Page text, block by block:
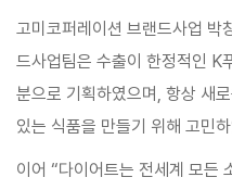
고미코퍼레이션 브랜드사업 박
드사업팀은 수출이 한정적인 K
분으로 기획하였으며, 항상 새
있는 식품을 만들기 위해 고민
이어 “다이어트는 전세계 모든